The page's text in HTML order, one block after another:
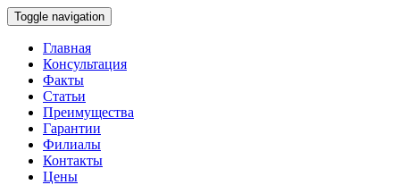
Toggle navigation
Главная
Консультация
Факты
Статьи
Преимущества
Гарантии
Филиалы
Контакты
Цены